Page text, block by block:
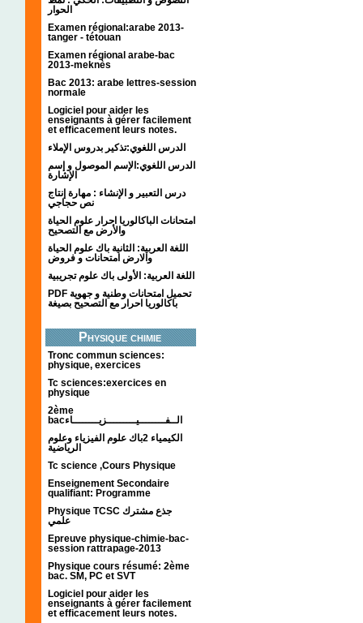
الحوار
Examen régional:arabe 2013-
tanger - tétouan
Examen régional arabe-bac
2013-meknès
Bac 2013: arabe lettres-session
normale
Logiciel pour aider les
enseignants à gérer facilement
et efficacement leurs notes.
الدرس اللغوي:تذكير بدروس الإملاء
الدرس اللغوي:الإسم الموصول و إسم
الإشارة
درس التعبير و الإنشاء : مهارة إنتاج
نص حجاجي
امتحانات الباكالوريا احرار علوم الحياة
والأرض مع التصحيح
اللغة العربية: الثانية باك علوم الحياة
والارض امتحانات و فروض
اللغة العربية: الأولى باك علوم تجريبية
PDF تحميل امتحانات وطنية و جهوية
باكالوريا احرار مع التصحيح بصيغة
Physique chimie
Tronc commun sciences:
physique, exercices
Tc sciences:exercices en
physique
2ème
bacالــفــــــــيـــــــــزيــــــــاء
الكيمياء 2باك علوم الفيزياء وعلوم
الرياضية
Tc science ,Cours Physique
Enseignement Secondaire
qualifiant: Programme
Physique TCSC جذع مشترك
علمي
Epreuve physique-chimie-bac-
session rattrapage-2013
Physique cours résumé: 2ème
bac. SM, PC et SVT
Logiciel pour aider les
enseignants à gérer facilement
et efficacement leurs notes.